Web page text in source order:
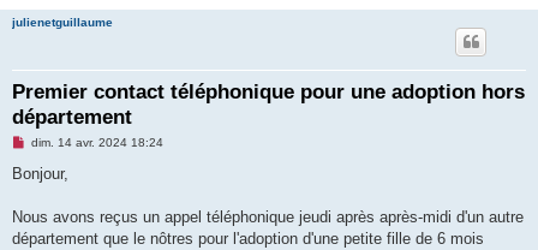
julienetguillaume
Premier contact téléphonique pour une adoption hors
département
M
s
g
n
dim. 14 avr. 2024 18:24
Bonjour,
Nous avons reçus un appel téléphonique jeudi après après-midi d'un autre
département que le nôtres pour l'adoption d'une petite fille de 6 mois